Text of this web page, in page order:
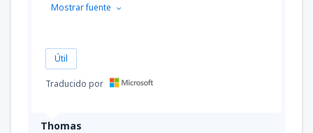
Thomas
Mostrar fuente
Útil
Traducido por